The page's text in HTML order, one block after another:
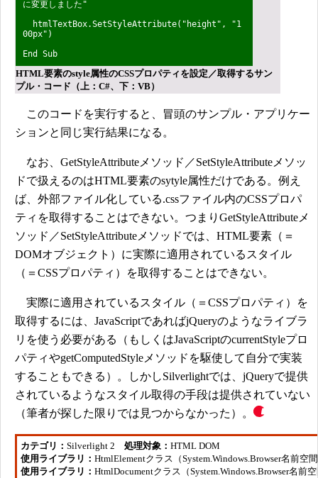
に変更しました"
htmlTextBox.SetStyleAttribute("height", "1
00px")
End Sub
HTML要素のstyle属性のCSSプロパティを設定／取得するサン
プル・コード（上：C#、下：VB）
このコードを実行すると、冒頭のサンプル・アプリケー
ションと同じ実行結果になる。
なお、GetStyleAttributeメソッド／SetStyleAttributeメソッ
ドで扱えるのはHTML要素のsytyle属性だけである。例え
ば、外部ファイル化している.cssファイル内のCSSプロパ
ティを取得することはできない。つまりGetStyleAttributeメ
ソッド／SetStyleAttributeメソッドでは、HTML要素（＝
DOMオブジェクト）に実際に適用されているスタイル
（＝CSSプロパティ）を取得することはできない。
実際に適用されているスタイル（＝CSSプロパティ）を
取得するには、JavaScriptであればjQueryのようなライブラ
リを使う必要がある（もしくはJavaScriptのcurrentStyleプロ
パティやgetComputedStyleメソッドを駆使して自分で実装
することもできる）。しかしSilverlightでは、jQueryで提供
されているようなスタイル取得の手段は提供されていない
（筆者が探した限りでは見つからなかった）。
カテゴリ： Silverlight 2 処理対象： HTML DOM
使用ライブラリ： HtmlElementクラス（System.Windows.Browser名前空
使用ライブラリ： HtmlDocumentクラス（System.Windows.Browser名前